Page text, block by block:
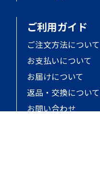
ご利用ガイド
ご注文方法について
お支払いについて
お届けについて
返品・交換について
お問い合わせ